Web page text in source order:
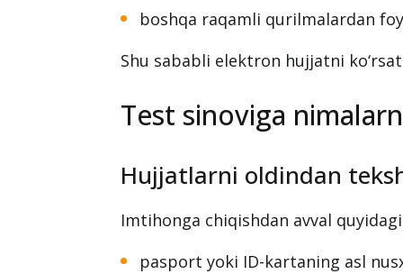
boshqa raqamli qurilmalardan
Shu sababli elektron hujjatni
Test sinoviga
Hujjatlarni oldindan
Imtihonga chiqishdan avval
pasport yoki ID-kartaning asl